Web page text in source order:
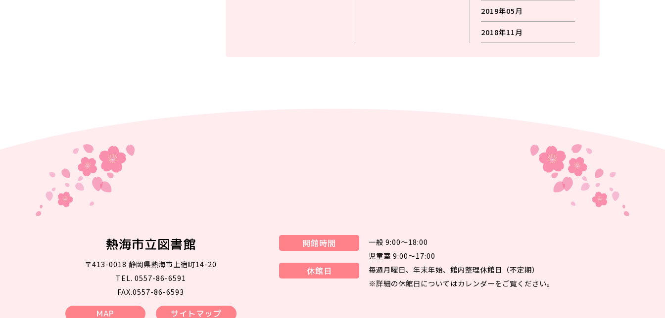
2019年05月
2018年11月
熱海市立図書館
〒413-0018 静岡県熱海市上宿町14-20
TEL. 0557-86-6591
FAX.0557-86-6593
MAP サイトマップ
開館時間
一般 9:00～18:00
児童室 9:00～17:00
休館日
毎週月曜日、年末年始、館内整理休館日（不定期）
※詳細の休館日についてはカレンダーをご覧ください。